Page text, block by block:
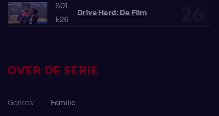
S01
E26
Drive Hard: De Film
OVER DE SERIE
Genres:
Familie